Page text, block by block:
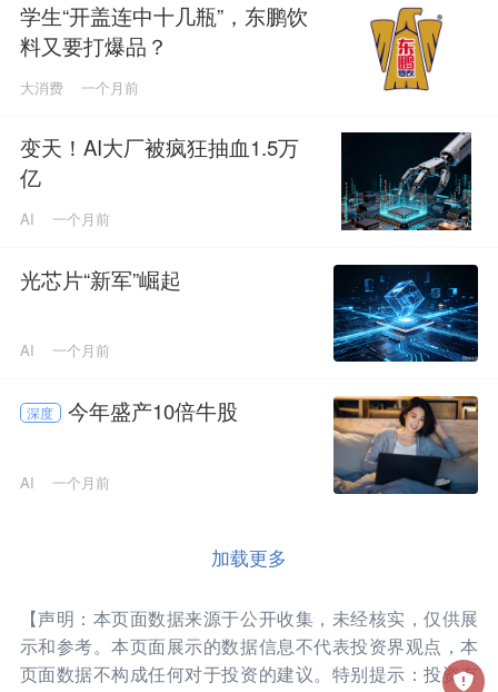
学生“开盖连中十几瓶”，东鹏饮
料又要打爆品？
大消费 一个月前
变天！AI大厂被疯狂抽血1.5万
亿
AI 一个月前
光芯片“新军”崛起
AI 一个月前
深度 今年盛产10倍牛股
AI 一个月前
加载更多
【声明：本页面数据来源于公开收集，未经核实，仅供展
示和参考。本页面展示的数据信息不代表投资界观点，本
页面数据不构成任何对于投资的建议。特别提示：投资有